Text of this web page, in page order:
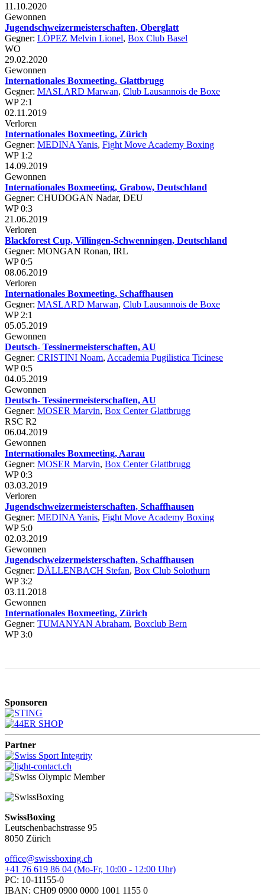
11.10.2020
Gewonnen
Jugendschweizermeisterschaften, Oberglatt
Gegner: LÒPEZ Melvin Lionel, Box Club Basel
WO
29.02.2020
Gewonnen
Internationales Boxmeeting, Glattbrugg
Gegner: MASLARD Marwan, Club Lausannois de Boxe
WP 2:1
02.11.2019
Verloren
Internationales Boxmeeting, Zürich
Gegner: MEDINA Yanis, Fight Move Academy Boxing
WP 1:2
14.09.2019
Gewonnen
Internationales Boxmeeting, Grabow, Deutschland
Gegner: CHUDOGAN Nadar, DEU
WP 0:3
21.06.2019
Verloren
Blackforest Cup, Villingen-Schwenningen, Deutschland
Gegner: MONGAN Ronan, IRL
WP 0:5
08.06.2019
Verloren
Internationales Boxmeeting, Schaffhausen
Gegner: MASLARD Marwan, Club Lausannois de Boxe
WP 2:1
05.05.2019
Gewonnen
Deutsch- Tessinermeisterschaften, AU
Gegner: CRISTINI Noam, Accademia Pugilistica Ticinese
WP 0:5
04.05.2019
Gewonnen
Deutsch- Tessinermeisterschaften, AU
Gegner: MOSER Marvin, Box Center Glattbrugg
RSC R2
06.04.2019
Gewonnen
Internationales Boxmeeting, Aarau
Gegner: MOSER Marvin, Box Center Glattbrugg
WP 0:3
03.03.2019
Verloren
Jugendschweizermeisterschaften, Schaffhausen
Gegner: MEDINA Yanis, Fight Move Academy Boxing
WP 5:0
02.03.2019
Gewonnen
Jugendschweizermeisterschaften, Schaffhausen
Gegner: DÄLLENBACH Stefan, Box Club Solothurn
WP 3:2
03.11.2018
Gewonnen
Internationales Boxmeeting, Zürich
Gegner: TUMANYAN Abraham, Boxclub Bern
WP 3:0
Sponsoren
Partner
SwissBoxing
Leutschenbachstrasse 95
8050 Zürich
office@swissboxing.ch
+41 76 619 86 04 (Mo-Fr, 10:00 - 12:00 Uhr)
PC: 10-11155-0
IBAN: CH09 0900 0000 1001 1155 0